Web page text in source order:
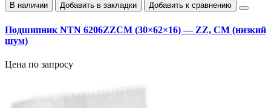
В наличии Добавить в закладки Добавить к сравнению
Подшипник NTN 6206ZZCM (30×62×16) — ZZ, CM (низкий
шум)
Цена по запросу